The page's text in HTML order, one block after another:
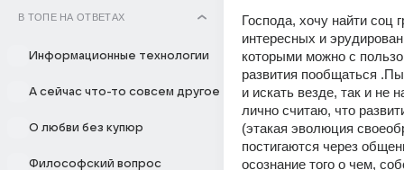
В ТОПЕ НА ОТВЕТАХ
Информационные технологии
А сейчас что-то совсем другое
О любви без купюр
Философский вопрос
Господа, хочу найти соц
интересных и
которыми можно с
развития пообщаться
и искать везде, так и не
лично считаю, что
(этакая эволюция
постигаются через
осознание того о чем,